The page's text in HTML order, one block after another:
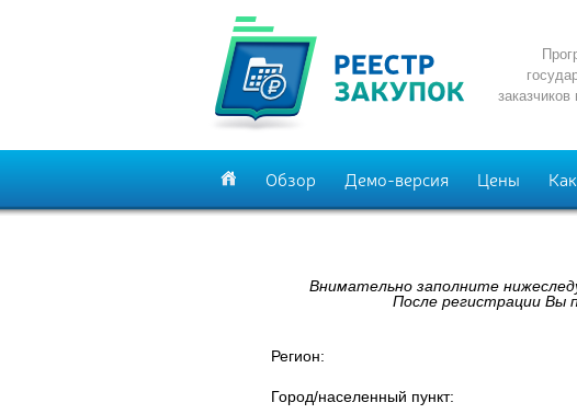
Обзор Демо-версия Цены
Внимательно заполните
После регистрации Вы
Регион:
Город/населенный пункт: